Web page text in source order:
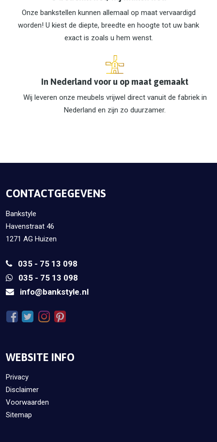
Onze bankstellen kunnen allemaal op maat vervaardigd
worden! U kiest de diepte, breedte en hoogte tot uw bank
exact is zoals u hem wenst.
In Nederland voor u op maat gemaakt
Wij leveren onze meubels vrijwel direct vanuit de fabriek in
Nederland en zijn zo duurzamer.
CONTACTGEGEVENS
Bankstyle
Havenstraat 46
1271 AG Huizen
035 - 75 13 098
035 - 75 13 098
info@bankstyle.nl
WEBSITE INFO
Privacy
Disclaimer
Voorwaarden
Sitemap